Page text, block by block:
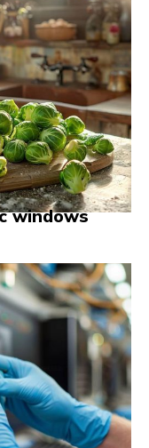
windows